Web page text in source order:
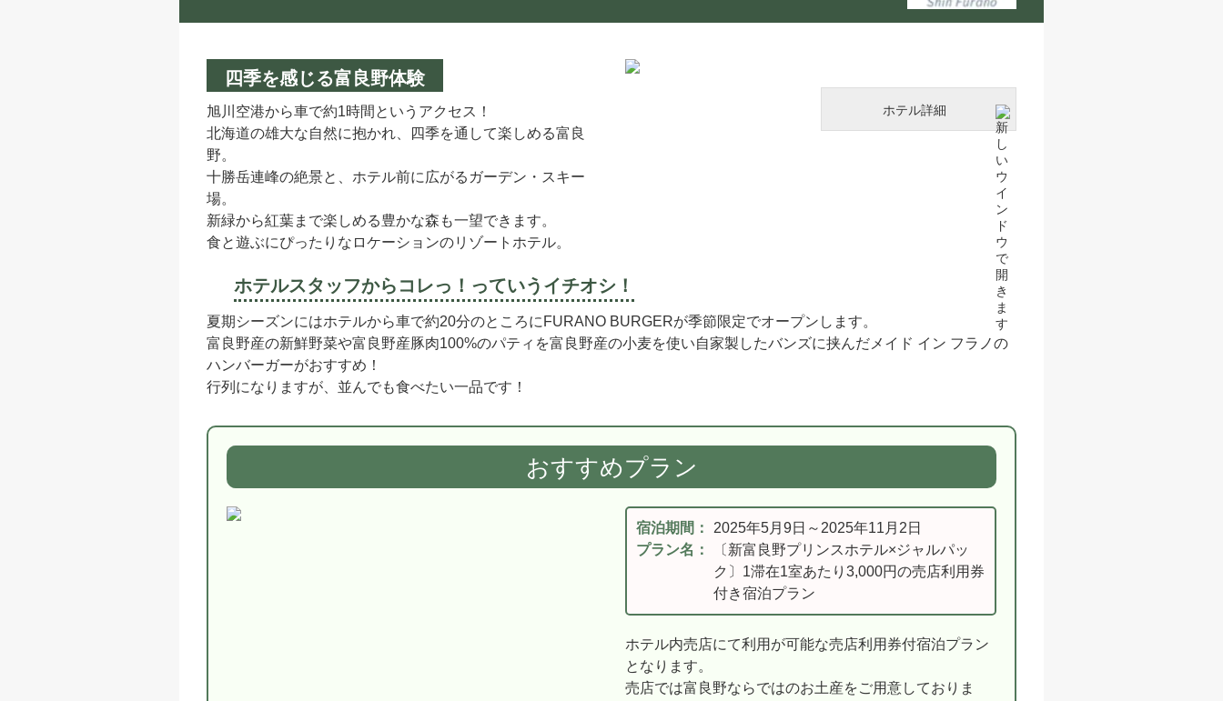
四季を感じる富良野体験
旭川空港から車で約1時間というアクセス！
北海道の雄大な自然に抱かれ、四季を通して楽しめる富良
野。
十勝岳連峰の絶景と、ホテル前に広がるガーデン・スキー
場。
新緑から紅葉まで楽しめる豊かな森も一望できます。
食と遊ぶにぴったりなロケーションのリゾートホテル。
ホテル詳細
ホテルスタッフからコレっ！ っていうイチオシ！
夏期シーズンにはホテルから車で約20分のところにFURANO BURGERが季節限定でオープンします。
富良野産の新鮮野菜や富良野産豚肉100%のパティを富良野産の小麦を使い自家製したバンズに挟んだメイド イン フラノの
ハンバーガーがおすすめ！
行列になりますが、並んでも食べたい一品です！
おすすめプラン
宿泊期間：
2025年5月9日～2025年11月2日
プラン名：
〔新富良野プリンスホテル×ジャルパッ
ク〕1滞在1室あたり3,000円の売店利用券
付き宿泊プラン
ホテル内売店にて利用が可能な売店利用券付宿泊プラン
となります。
売店では富良野ならではのお土産をご用意しておりま